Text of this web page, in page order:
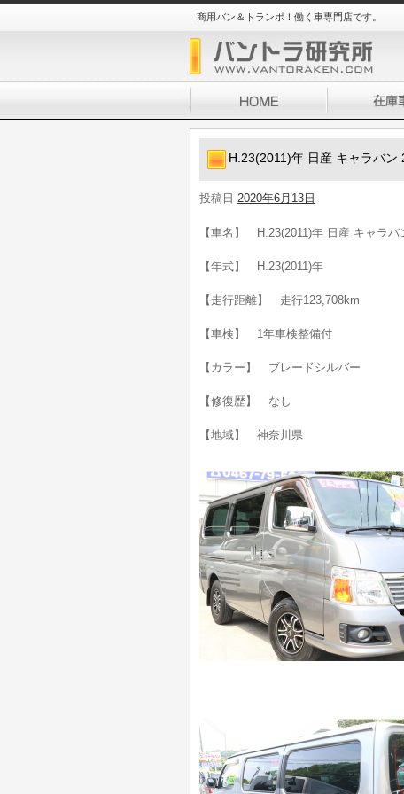
商用バン＆トランポ！働く車専門店です。
H.23(2011)年 日産 キャラバ
投稿日 2020年6月13日
【車名】 H.23(2011)年 日産 キャラ
【年式】 H.23(2011)年
【走行距離】 走行123,708km
【車検】 1年車検整備付
【カラー】 ブレードシルバー
【修復歴】 なし
【地域】 神奈川県